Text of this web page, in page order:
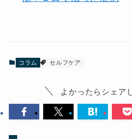
コラム セルフケア
よかったらシェア